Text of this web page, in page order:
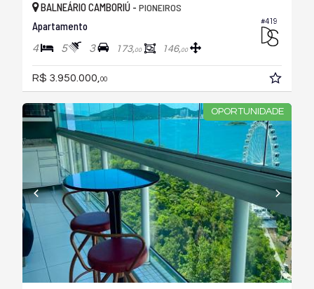
#419
BALNEÁRIO CAMBORIÚ - PIONEIROS
Apartamento
4 5 3 173,00 146,00
R$ 3.950.000,00
OPORTUNIDADE